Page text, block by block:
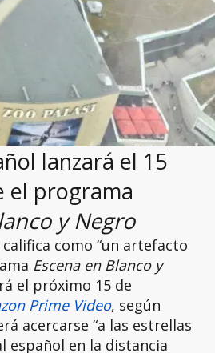
lanzará el 15
el programa
y Negro
como “un artefacto
Escena en Blanco y
el próximo 15 de
Prime Video, según
acercarse “a las estrellas
español en la distancia